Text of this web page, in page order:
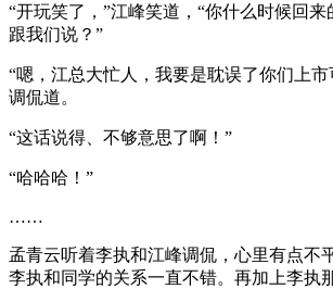
“开玩笑了，”江峰笑道，“你什么时候回
跟我们说？”
“嗯，江总大忙人，我要是耽误了你们上市
调侃道。
“这话说得、不够意思了啊！”
“哈哈哈！”
……
孟青云听着李执和江峰调侃，心里有点不
李执和同学的关系一直不错。再加上李执